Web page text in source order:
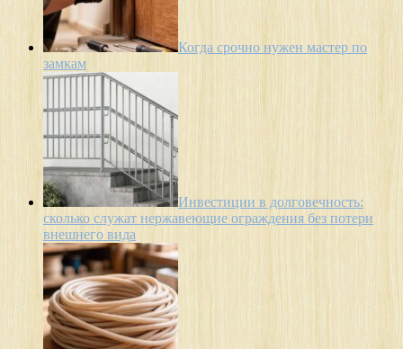
Когда срочно нужен мастер по
замкам
Инвестиции в долговечность:
сколько служат нержавеющие ограждения без потери
внешнего вида